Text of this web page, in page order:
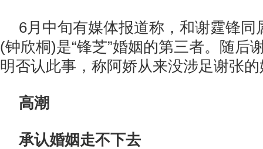
6月中旬有媒体报道称，和谢霆锋同
(钟欣桐)是“锋芝”婚姻的第三者。随后
明否认此事，称阿娇从来没涉足谢张
高潮
承认婚姻走不下去